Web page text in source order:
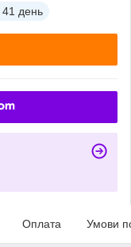
41 день
Оплата Умови